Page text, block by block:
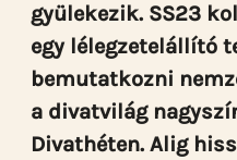
gyülekezik. SS23
egy lélegzetelállító
bemutatkozni
a divatvilág
Divathéten. Alig